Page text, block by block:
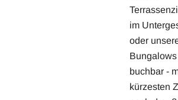
im
oder
Bungalows
buchbar -
kürzesten